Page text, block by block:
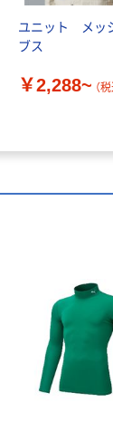
ユニット メッ
ブス
￥2,288~ （